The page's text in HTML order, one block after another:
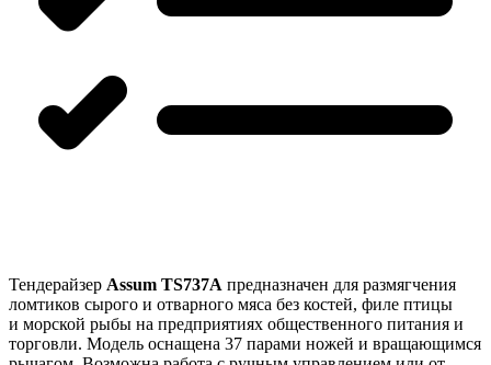
Тендерайзер Assum TS737A предназначен для размягчения
ломтиков сырого и отварного мяса без костей, филе птицы
и морской рыбы на предприятиях общественного питания и
торговли. Модель оснащена 37 парами ножей и вращающимся